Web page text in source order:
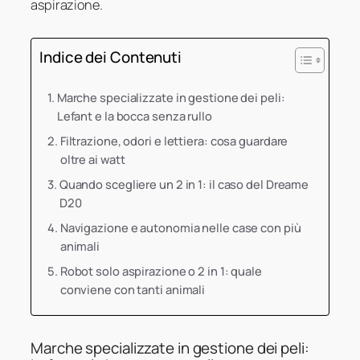
aspirazione.
Indice dei Contenuti
Marche specializzate in gestione dei peli:
Lefant e la bocca senza rullo
Filtrazione, odori e lettiera: cosa guardare
oltre ai watt
Quando scegliere un 2 in 1: il caso del Dreame
D20
Navigazione e autonomia nelle case con più
animali
Robot solo aspirazione o 2 in 1: quale
conviene con tanti animali
Marche specializzate in gestione dei peli: